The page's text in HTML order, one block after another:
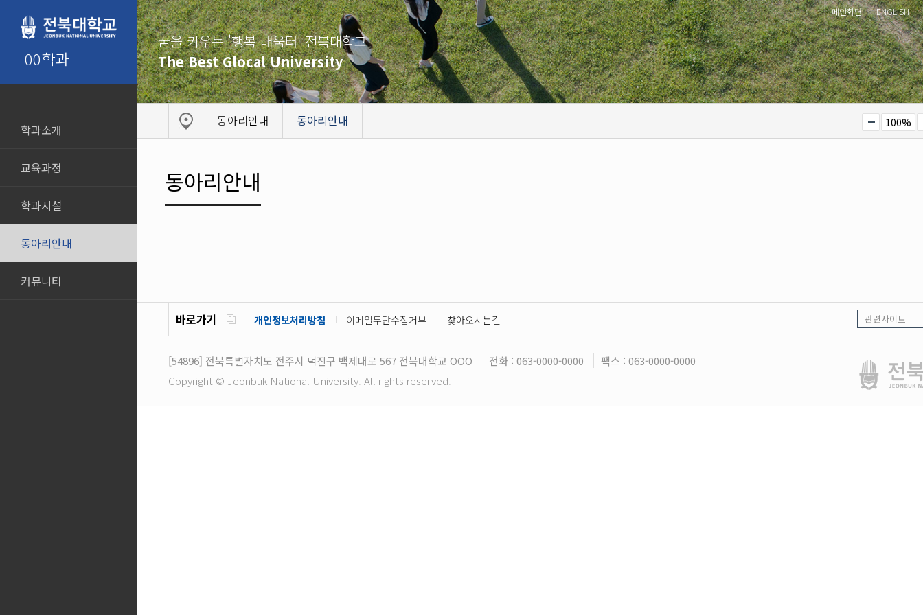
00학과
메인화면 ENGLISH
학과소개
교육과정
학과시설
동아리안내
커뮤니티
꿈을 키우는 '행복 배움터' 전북대학교
The Best Glocal University
동아리안내 동아리안내 100%
동아리안내
바로가기 개인정보처리방침 이메일무단수집거부 찾아오시는길
[54896] 전북특별자치도 전주시 덕진구 백제대로 567 전북대학교 OOO 전화 : 063-0000-0000
팩스 : 063-0000-0000
Copyright © Jeonbuk National University. All rights reserved.